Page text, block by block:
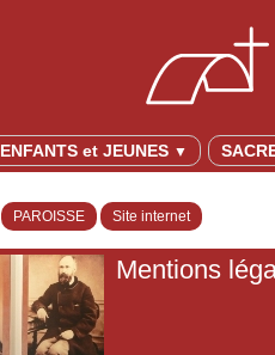
ENFANTS et JEUNES ▼
PAROISSE Site internet
Mentions